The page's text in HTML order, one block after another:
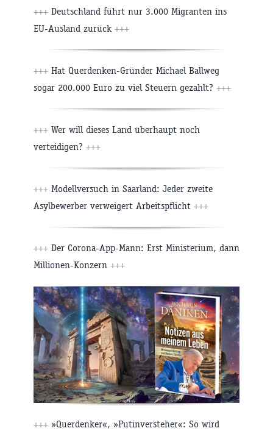
+++ Deutschland führt nur 3.000 Migranten ins
EU-Ausland zurück +++
+++ Hat Querdenken-Gründer Michael Ballweg
sogar 200.000 Euro zu viel Steuern gezahlt? +++
+++ Wer will dieses Land überhaupt noch
verteidigen? +++
+++ Modellversuch in Saarland: Jeder zweite
Asylbewerber verweigert Arbeitspflicht +++
+++ Der Corona-App-Mann: Erst Ministerium, dann
Millionen-Konzern +++
+++ »Querdenker«, »Putinversteher«: So wird